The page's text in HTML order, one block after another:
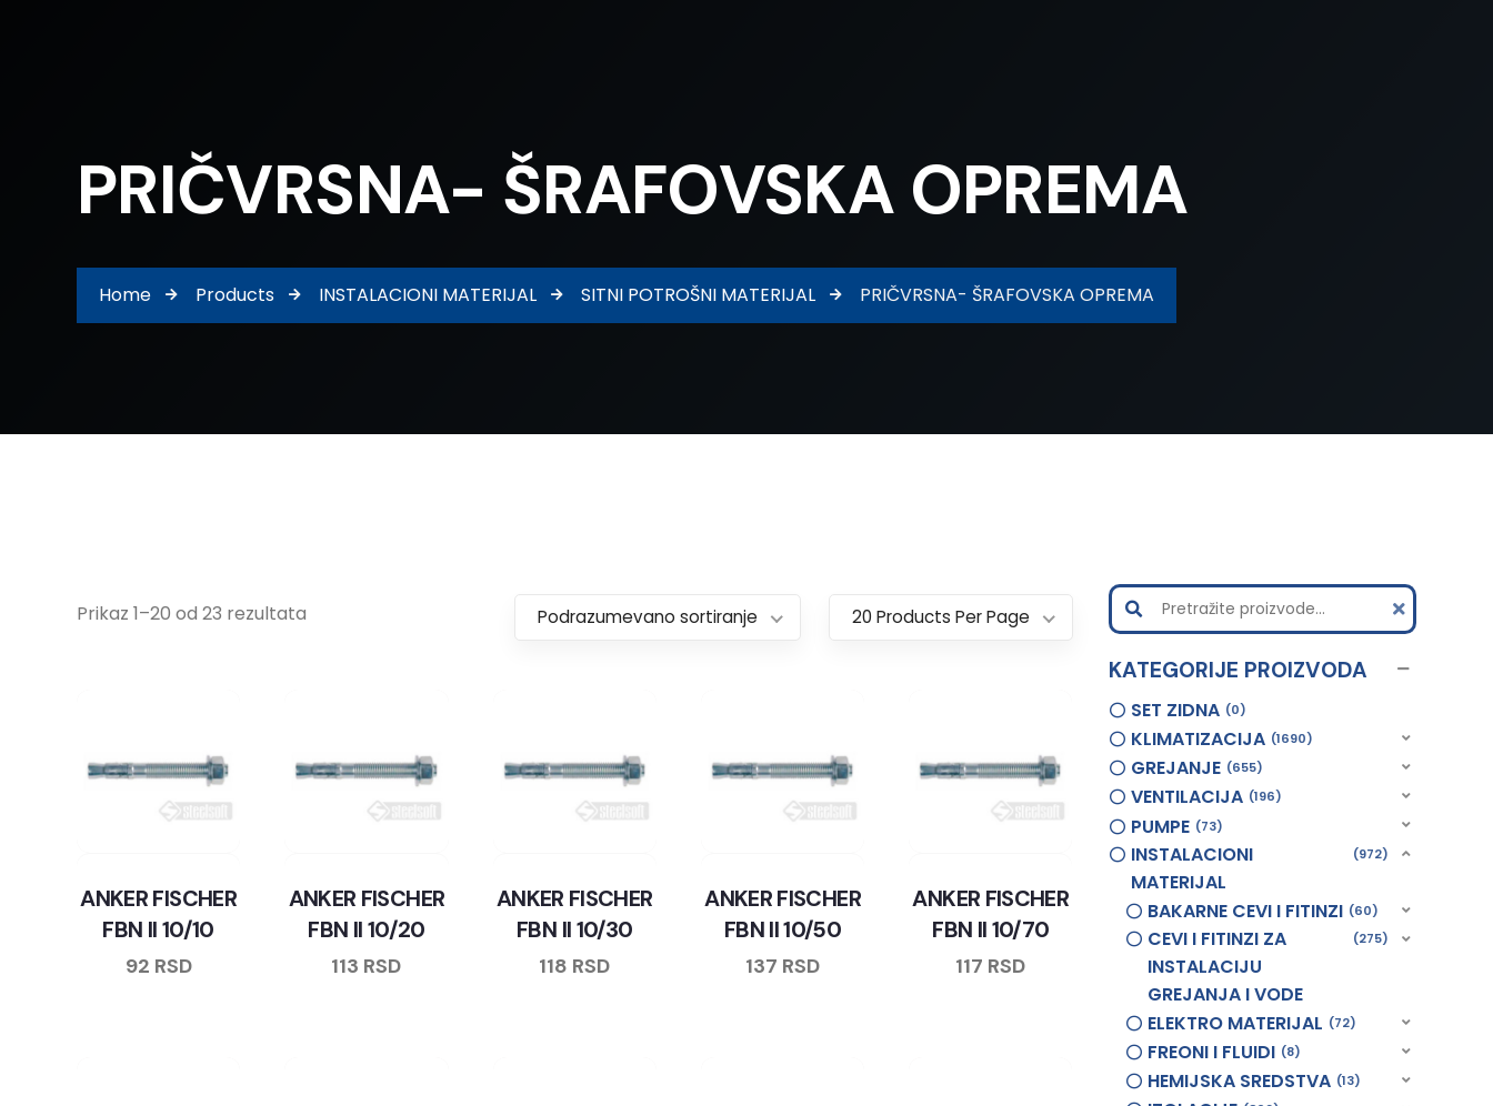
PRIČVRSNA- ŠRAFOVSKA OPREMA
Home Products INSTALACIONI MATERIJAL SITNI POTROŠNI MATERIJAL PRIČVRSNA- ŠRAFOVSKA OPREMA
Prikaz 1–20 od 23 rezultata 20 Products Per Page
Podrazumevano sortiranje
ANKER FISCHER
FBN II 10/10
92 RSD
ANKER FISCHER
FBN II 10/20
113 RSD
ANKER FISCHER
FBN II 10/30
118 RSD
ANKER FISCHER
FBN II 10/50
137 RSD
ANKER FISCHER
FBN II 10/70
117 RSD
KATEGORIJE PROIZVODA
SET ZIDNA 0
KLIMATIZACIJA 1690
GREJANJE 655
VENTILACIJA 196
PUMPE 73
INSTALACIONI
MATERIJAL
972
BAKARNE CEVI I FITINZI 60
CEVI I FITINZI ZA
INSTALACIJU
GREJANJA I VODE
275
ELEKTRO MATERIJAL 72
FREONI I FLUIDI 8
HEMIJSKA SREDSTVA 13